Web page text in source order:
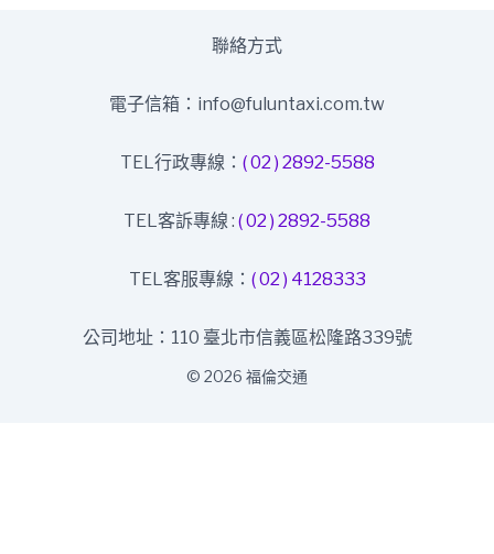
聯絡方式
電子信箱：info@fuluntaxi.com.tw
TEL行政專線： ( 02 ) 2892-5588
TEL客訴專線 : ( 02 ) 2892-5588
TEL客服專線： ( 02 ) 4128333
公司地址：110 臺北市信義區松隆路339號
© 2026 福倫交通